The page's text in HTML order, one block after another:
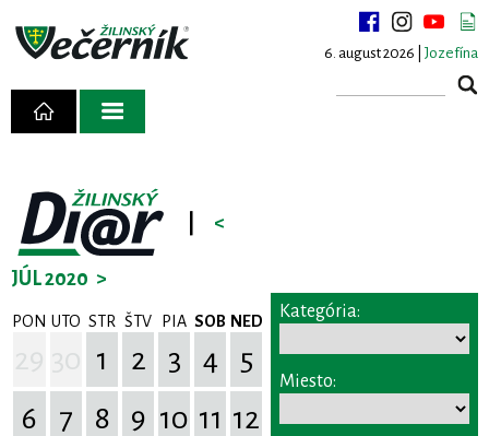
6. august 2026 | Jozefína
<
JÚL 2020 >
PON UTO STR ŠTV PIA SOB NED
1 2 3 4
5
6
7 8 9 10 11 12
Kategória:
Miesto: